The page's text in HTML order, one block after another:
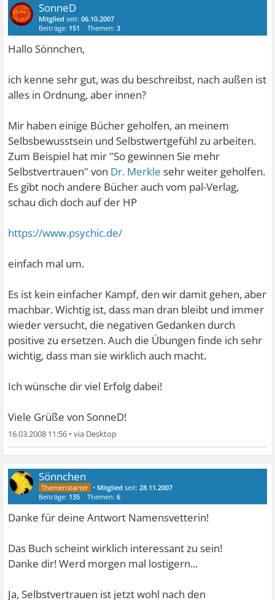
SonneD
Mitglied seit:06.10.2007
Beiträge: 151 Themen:3
Hallo Sönnchen,
ich kenne sehr gut, was du beschreibst, nach außen ist
alles in Ordnung, aber innen?
Mir haben einige Bücher geholfen, an meinem
Selbsbewusstsein und Selbstwertgefühl zu arbeiten.
Zum Beispiel hat mir "So gewinnen Sie mehr
Selbstvertrauen" von Dr. Merkle sehr weiter geholfen.
Es gibt noch andere Bücher auch vom pal-Verlag,
schau dich doch auf der HP
https://www.psychic.de/
einfach mal um.
Es ist kein einfacher Kampf, den wir damit gehen, aber
machbar. Wichtig ist, dass man dran bleibt und immer
wieder versucht, die negativen Gedanken durch
positive zu ersetzen. Auch die Übungen finde ich sehr
wichtig, dass man sie wirklich auch macht.
Ich wünsche dir viel Erfolg dabei!
Viele Grüße von SonneD!
16.03.2008 11:56 •
Sönnchen
• Mitglied seit:28.11.2007
Beiträge: 135 Themen:6
Danke für deine Antwort Namensvetterin!
Das Buch scheint wirklich interessant zu sein!
Danke dir! Werd morgen mal lostigern...
Ja, Selbstvertrauen ist jetzt wohl nach den